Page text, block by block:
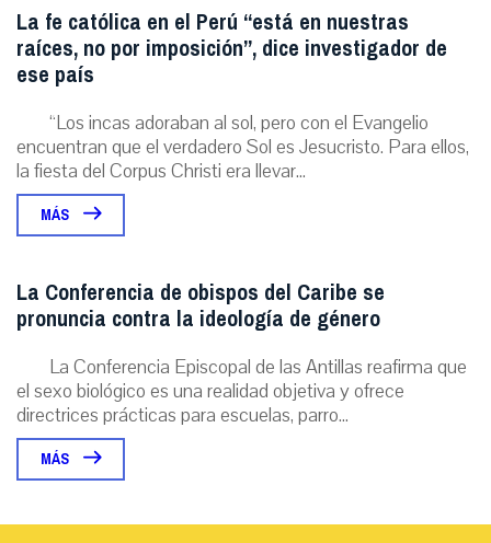
La fe católica en el Perú “está en nuestras
raíces, no por imposición”, dice investigador de
ese país
“Los incas adoraban al sol, pero con el Evangelio
encuentran que el verdadero Sol es Jesucristo. Para ellos,
la fiesta del Corpus Christi era llevar...
MÁS
La Conferencia de obispos del Caribe se
pronuncia contra la ideología de género
La Conferencia Episcopal de las Antillas reafirma que
el sexo biológico es una realidad objetiva y ofrece
directrices prácticas para escuelas, parro...
MÁS